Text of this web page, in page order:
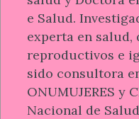
e Salud.
experta en salud,
reproductivos e
sido consultora
ONUMUJERES y
Nacional de